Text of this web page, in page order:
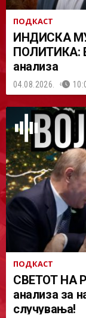
ПОДКАСТ
ИНДИСКА
ПОЛИТИКА:
анализа
04.08.2026.
ПОДКАСТ
СВЕТОТ НА
анализа за
случувања!